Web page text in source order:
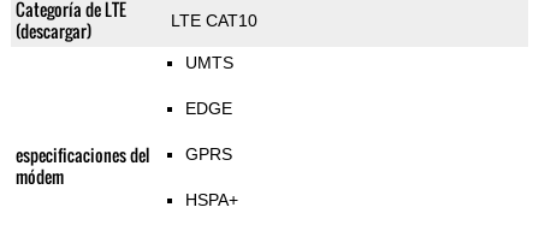
Categoría de LTE
(descargar)
LTE CAT10
especificaciones del
módem
UMTS
EDGE
GPRS
HSPA+